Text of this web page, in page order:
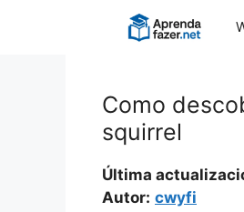
Como
squirrel
Última
Autor: cwyfi